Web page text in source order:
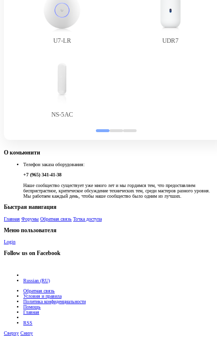
U7-LR UDR7
NS-5AC
О комьюнити
Телефон заказа оборудования:
+7 (965) 341-41-38
Наше сообщество существует уже много лет и мы гордимся тем, что предоставляем
беспристрастное, критическое обсуждение технических тем, среди мастеров разного уровня.
Мы работаем каждый день, чтобы наше сообщество было одним из лучших.
Быстрая навигация
Главная Форумы Обратная связь Точка доступа
Меню пользователя
Login
Follow us on Facebook
Russian (RU)
Обратная связь
Условия и правила
Политика конфиденциальности
Помощь
Главная
RSS
Сверху Снизу